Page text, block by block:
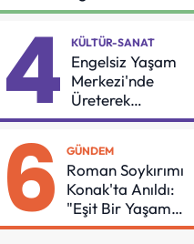
Buluşması
4 KÜLTÜR-SANAT
Engelsiz Yaşam
Merkezi'nde
Üreterek
Güçleniyorlar
6 GÜNDEM
Roman Soykırımı
Konak'ta Anıldı:
"Eşit Bir Yaşam
İçin Mücadeleyi